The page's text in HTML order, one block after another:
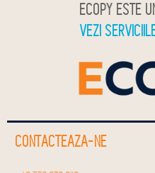
ECOPY ESTE
VEZI
CONTACTEAZA-NE